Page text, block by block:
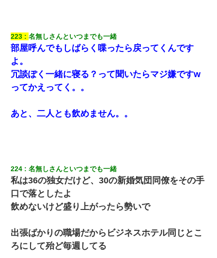
生保レディと行為する為に駆け引きしてみた結果ｗｗｗｗｗｗｗ
ｗｗｗｗｗ
「パワハラを受けたから思い切って転職した」とSNSで呟いた
ら、速攻でパワハラかました元上司がLINEを送ってきた。
「リフォーム費用を負担しろ！」「金の管理は私達がする！」と
浅ましくも集りにきた。
近所のお寺に住み込みで手伝いしてる知的障害のオッサンがい
た。ある日、オッサンが火かき棒を持って顔を真っ赤にしながら
走り回っていて…
嫁の妹（26歳）がずっとウチに泊まりに来た結果→俺がヤバイｗ
見合いにて。嫁「はじめまして」俺「失礼ですが○○さんご本人で
すか？」
223 名無しさんといつまでも一緒
部屋呼んでもしばらく喋ったら戻ってくんです
よ。
冗談ぽく一緒に寝る？って聞いたらマジ嫌ですw
ってかえってく。。
あと、二人とも飲めません。。
224 名無しさんといつまでも一緒
私は36の独女だけど、30の新婚気団同僚をその手
口で落としたよ
飲めないけど盛り上がったら勢いで
出張ばかりの職場だからビジネスホテル同じとこ
ろにして殆ど毎週してる